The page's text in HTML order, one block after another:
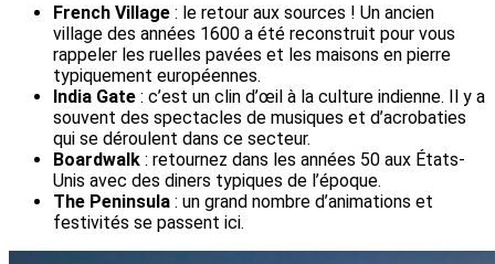
French Village : le retour aux sources ! Un ancien
village des années 1600 a été reconstruit pour vous
rappeler les ruelles pavées et les maisons en pierre
typiquement européennes.
India Gate : c’est un clin d’œil à la culture indienne. Il y a
souvent des spectacles de musiques et d’acrobaties
qui se déroulent dans ce secteur.
Boardwalk : retournez dans les années 50 aux États-
Unis avec des diners typiques de l’époque.
The Peninsula : un grand nombre d’animations et
festivités se passent ici.